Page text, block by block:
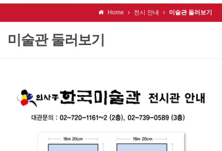
Home 전시 안내 미술관 둘러보기
미술관 둘러보기